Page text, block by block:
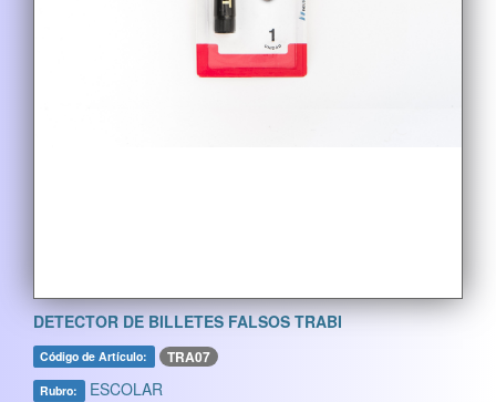
DETECTOR DE BILLETES FALSOS TRABI
Código de Artículo: TRA07
Rubro: ESCOLAR